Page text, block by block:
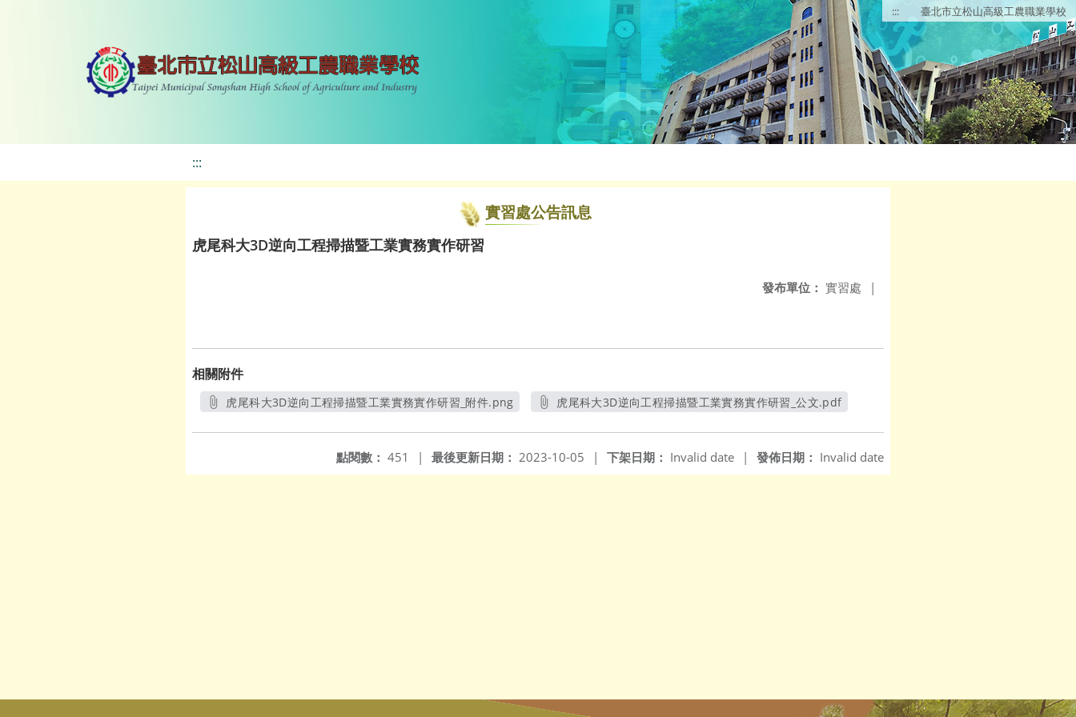
::: 臺北市立松山高級工農職業學校
:::
實習處公告訊息
虎尾科大3D逆向工程掃描暨工業實務實作研習
發布單位： 實習處 |
相關附件
虎尾科大3D逆向工程掃描暨工業實務實作研習_附件.png
虎尾科大3D逆向工程掃描暨工業實務實作研習_公文.pdf
發佈日期： Invalid date
下架日期： Invalid date |
最後更新日期： 2023-10-05 |
點閱數： 451 |